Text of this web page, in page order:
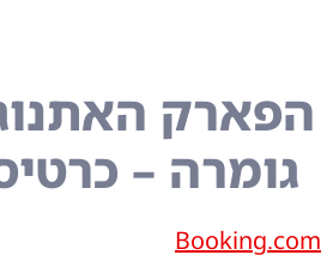
הפארק
גומרה –
Booking.com